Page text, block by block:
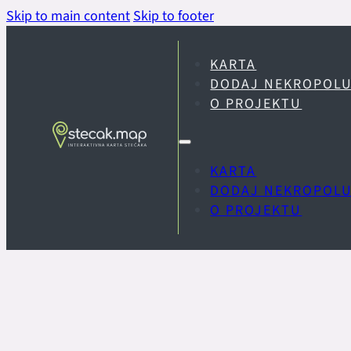
Skip to main contentSkip to footer
KARTA
DODAJ
O PROJEKTU
KARTA
DODAJ
O PROJEKTU